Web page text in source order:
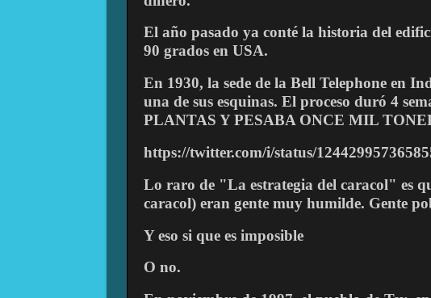
El año pasado ya conté la historia del
90 grados en USA.
En 1930, la sede de la Bell Telephone en
una de sus esquinas. El proceso duró 4
PLANTAS Y PESABA ONCE MIL
https://twitter.com/i/status/
Lo raro de "La estrategia del caracol" es
caracol) eran gente muy humilde. Gente
Y eso si que es imposible
O no.